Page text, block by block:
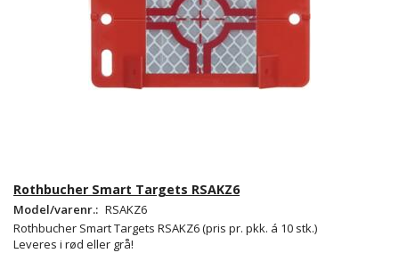
Rothbucher Smart Targets RSAKZ6
Model/varenr.: RSAKZ6
Rothbucher Smart Targets RSAKZ6(pris pr. pkk. á 10 stk.)
Leveres i rød eller grå!